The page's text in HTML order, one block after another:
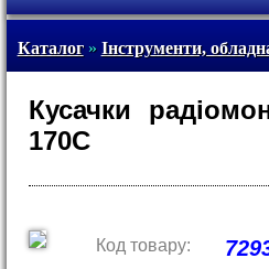
Каталог» Інструменти,
Кусачки
170C
Код товару: